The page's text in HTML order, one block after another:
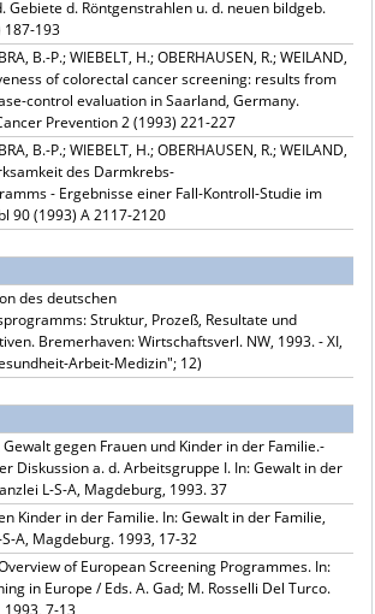
Gebiete d. Röntgenstrahlen u. d. neuen bildgeb.
187-193
B.-P.; WIEBELT, H.; OBERHAUSEN, R.; WEILAND,
of colorectal cancer screening: results from
control evaluation in Saarland, Germany.
Prevention 2 (1993) 221-227
B.-P.; WIEBELT, H.; OBERHAUSEN, R.; WEILAND,
des Darmkrebs-
- Ergebnisse einer Fall-Kontroll-Studie im
90 (1993) A 2117-2120
des deutschen
Struktur, Prozeß, Resultate und
Bremerhaven: Wirtschaftsverl. NW, 1993. - XI,
Arbeit-Medizin"; 12)
Gewalt gegen Frauen und Kinder in der Familie.-
Diskussion a. d. Arbeitsgruppe I. In: Gewalt in der
L-S-A, Magdeburg, 1993. 37
Kinder in der Familie. In: Gewalt in der Familie,
A, Magdeburg. 1993, 17-32
Overview of European Screening Programmes. In:
in Europe / Eds. A. Gad; M. Rosselli Del Turco.
1993, 7-13